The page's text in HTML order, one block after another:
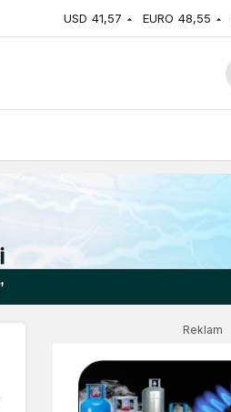
USD 41,57 EURO 48,55
Reklam